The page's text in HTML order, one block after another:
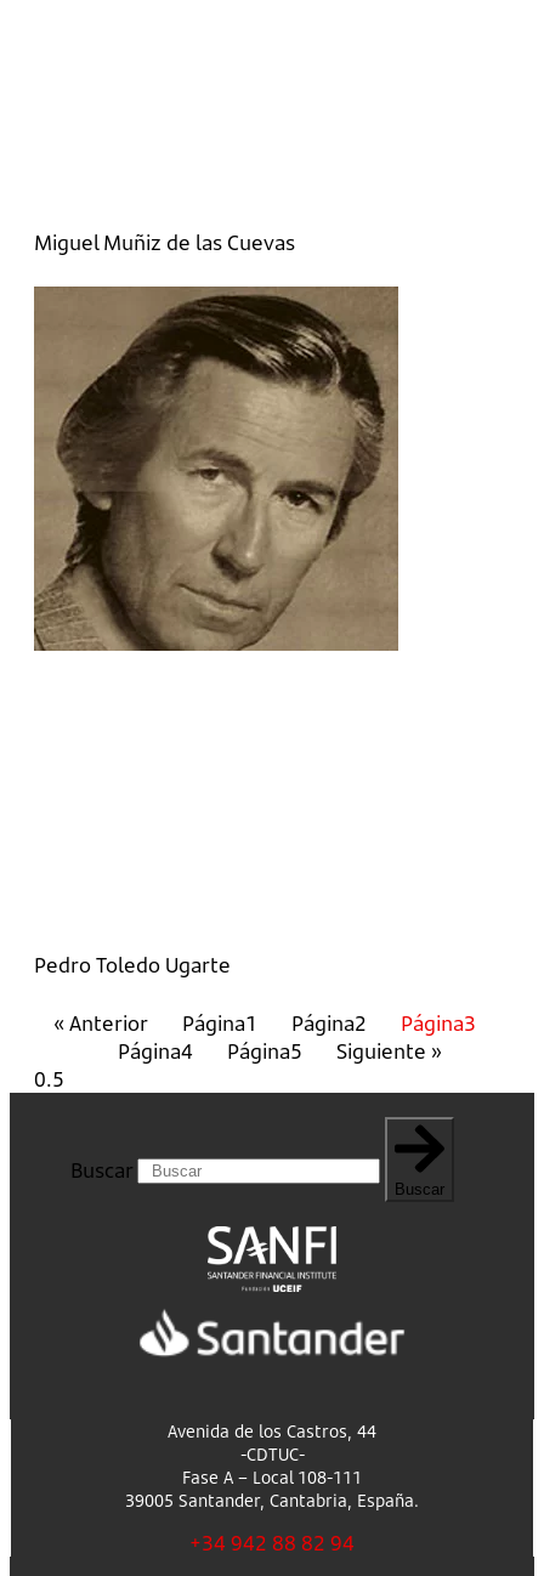
Miguel Muñiz de las Cuevas
Pedro Toledo Ugarte
« Anterior Página1 Página2 Página3
Página4 Página5 Siguiente »
Buscar
Buscar
Avenida de los Castros, 44
-CDTUC-
Fase A – Local 108-111
39005 Santander, Cantabria, España.
+34 942 88 82 94